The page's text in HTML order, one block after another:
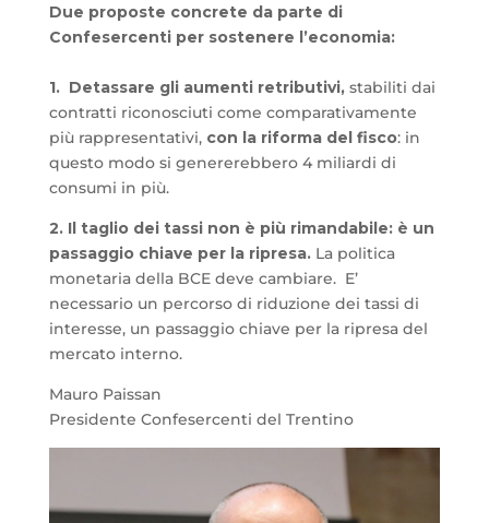
Due proposte concrete da parte di
Confesercenti per sostenere l’economia:
1. Detassare gli aumenti retributivi,stabiliti dai
contratti riconosciuti come comparativamente
più rappresentativi, con la riforma del fisco: in
questo modo si genererebbero 4 miliardi di
consumi in più.
2. Il taglio dei tassi non è più rimandabile: è un
passaggio chiave per la ripresa.La politica
monetaria della BCE deve cambiare. E’
necessario un percorso di riduzione dei tassi di
interesse, un passaggio chiave per la ripresa del
mercato interno.
Mauro Paissan
Presidente Confesercenti del Trentino